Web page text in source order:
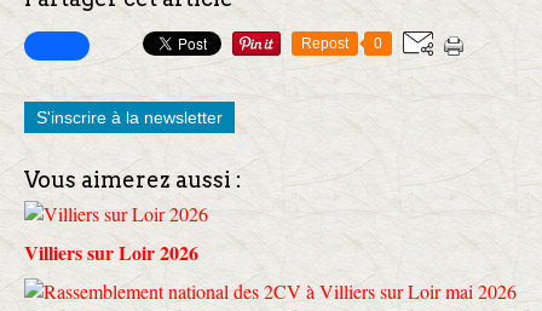
Repost 0
S'inscrire à la newsletter
Vous aimerez aussi :
Villiers sur Loir 2026